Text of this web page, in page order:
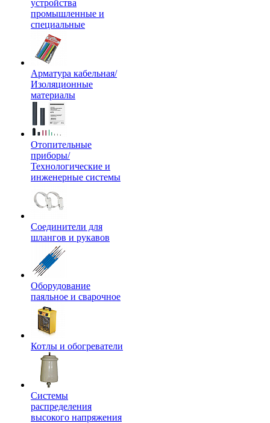
устройства
промышленные и
специальные
Арматура кабельная/
Изоляционные
материалы
Отопительные
приборы/
Технологические и
инженерные системы
Соединители для
шлангов и рукавов
Оборудование
паяльное и сварочное
Котлы и обогреватели
Системы
распределения
высокого напряжения